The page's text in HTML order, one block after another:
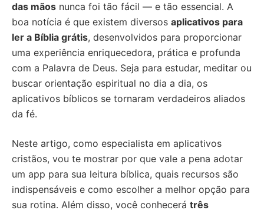
das mãos nunca foi tão fácil — e tão essencial. A
boa notícia é que existem diversos aplicativos para
ler a Bíblia grátis, desenvolvidos para proporcionar
uma experiência enriquecedora, prática e profunda
com a Palavra de Deus. Seja para estudar, meditar ou
buscar orientação espiritual no dia a dia, os
aplicativos bíblicos se tornaram verdadeiros aliados
da fé.
Neste artigo, como especialista em aplicativos
cristãos, vou te mostrar por que vale a pena adotar
um app para sua leitura bíblica, quais recursos são
indispensáveis e como escolher a melhor opção para
sua rotina. Além disso, você conhecerá três